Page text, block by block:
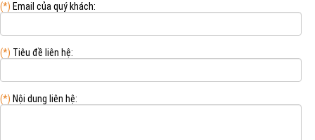
(*) Email của quý khách:
(*) Tiêu đề liên hệ:
(*) Nội dung liên hệ: